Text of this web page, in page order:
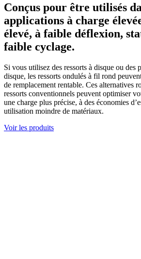
Conçus pour être utilisés
applications à charge
élevé, à faible déflexion,
faible cyclage.
Si vous utilisez des ressorts à disque ou des
disque, les ressorts ondulés à fil rond
de remplacement rentable. Ces alternatives
ressorts conventionnels peuvent optimiser
une charge plus précise, à des économies
utilisation moindre de matériaux.
Voir les produits